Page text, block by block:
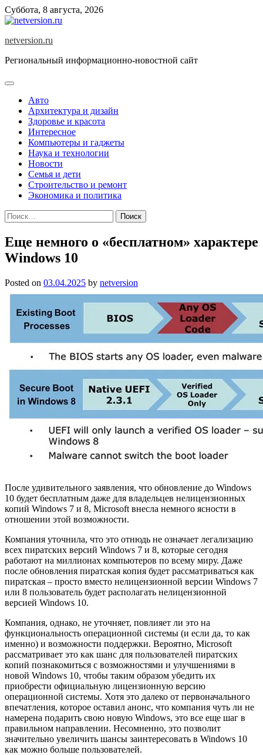
Skip
to
Суббота, 8 августа, 2026
netversion.ru
Региональный информационно-новостной сайт
Авто
Архитектура и дизайн
Здоровье и красота
Интересное
Компьютеры и гаджеты
Наука и технологии
Новости
Семья и дети
Строительство и ремонт
Экономика и политика
Найти:
Еще немного о «бесплатном» характере
Windows 10
Posted on 03.04.2025 by netversion
После удивительного заявления, что обновление до Windows
10 будет бесплатным даже для владельцев нелицензионных
копий Windows 7 и 8, Microsoft внесла немного ясности в
отношении этой возможности.
Компания уточнила, что это отнюдь не означает легализацию
всех пиратских версий Windows 7 и 8, которые сегодня
работают на миллионах компьютеров по всему миру. Даже
после обновления пиратская копия будет рассматриваться как
пиратская – просто вместо нелицензионной версии Windows 7
или 8 пользователь будет располагать нелицензионной
версией Windows 10.
Компания, однако, не уточняет, повлияет ли это на
функциональность операционной системы (и если да, то как
именно) и возможности поддержки. Вероятно, Microsoft
рассматривает это как шанс для пользователей пиратских
копий познакомиться с возможностями и улучшениями в
новой Windows 10, чтобы таким образом убедить их
приобрести официальную лицензионную версию
операционной системы. Хотя это далеко от первоначального
впечатления, которое оставил анонс, что компания чуть ли не
намерена подарить свою новую Windows, это все еще шаг в
правильном направлении. Несомненно, это позволит
значительно увеличить шансы заинтересовать в Windows 10
как можно больше пользователей.